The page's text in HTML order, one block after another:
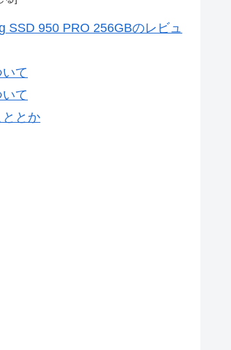
SSD 950 PRO 256GBのレビュ
て
て
ととか